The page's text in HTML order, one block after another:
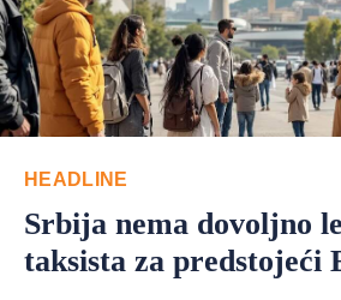
HEADLINE
Srbija nema dovoljno
taksista za predstojeći